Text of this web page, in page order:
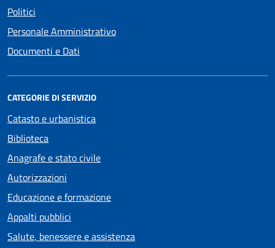
Politici
Personale Amministrativo
Documenti e Dati
CATEGORIE DI SERVIZIO
Catasto e urbanistica
Biblioteca
Anagrafe e stato civile
Autorizzazioni
Educazione e formazione
Appalti pubblici
Salute, benessere e assistenza